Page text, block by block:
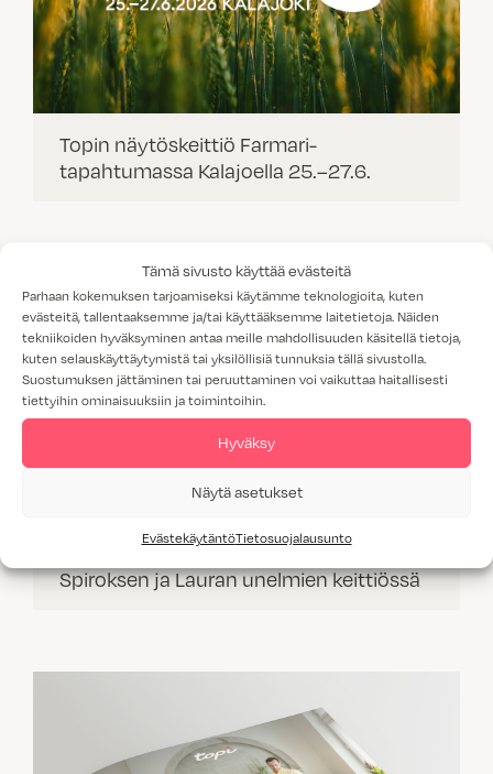
Tämä sivusto käyttää evästeitä
Parhaan kokemuksen tarjoamiseksi käytämme teknologioita, kuten
evästeitä, tallentaaksemme ja/tai käyttääksemme laitetietoja. Näiden
tekniikoiden hyväksyminen antaa meille mahdollisuuden käsitellä tietoja,
kuten selauskäyttäytymistä tai yksilöllisiä tunnuksia tällä sivustolla.
Suostumuksen jättäminen tai peruuttaminen voi vaikuttaa haitallisesti
tiettyihin ominaisuuksiin ja toimintoihin.
Hyväksy
Näytä asetukset
EvästekäytäntöTietosuojalausunto
Topin näytöskeittiö Farmari-
tapahtumassa Kalajoella 25.–27.6.
Spiroksen ja Lauran unelmien keittiössä